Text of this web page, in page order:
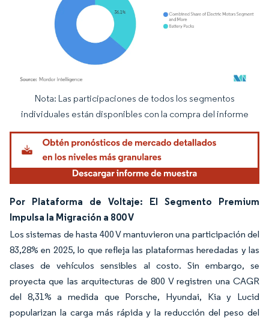
Imagen © Mordor Intelligence. El uso requiere atribución según CC BY 4.0.
Nota: Las participaciones de todos los segmentos
individuales están disponibles con la compra del informe
Por Plataforma de Voltaje: El Segmento Premium
Impulsa la Migración a 800 V
Los sistemas de hasta 400 V mantuvieron una participación del
83,28% en 2025, lo que refleja las plataformas heredadas y las
clases de vehículos sensibles al costo. Sin embargo, se
proyecta que las arquitecturas de 800 V registren una CAGR
del 8,31% a medida que Porsche, Hyundai, Kia y Lucid
popularizan la carga más rápida y la reducción del peso del